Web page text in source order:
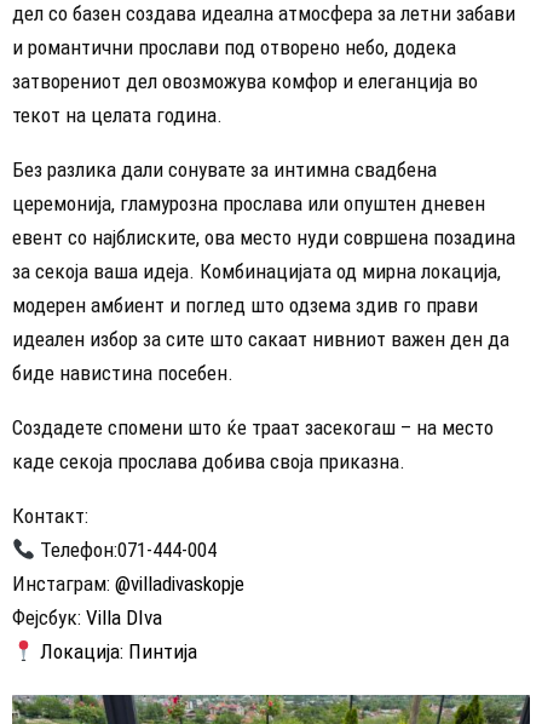
дел со базен создава идеална атмосфера за летни забави
и романтични прослави под отворено небо, додека
затворениот дел овозможува комфор и елеганција во
текот на целата година.
Без разлика дали сонувате за интимна свадбена
церемонија, гламурозна прослава или опуштен дневен
евент со најблиските, ова место нуди совршена позадина
за секоја ваша идеја. Комбинацијата од мирна локација,
модерен амбиент и поглед што одзема здив го прави
идеален избор за сите што сакаат нивниот важен ден да
биде навистина посебен.
Создадете спомени што ќе траат засекогаш – на место
каде секоја прослава добива своја приказна.
Контакт:
Телефон:071-444-004
Инстаграм: @villadivaskopje
Фејсбук: Villa DIva
Локација: Пинтија